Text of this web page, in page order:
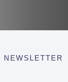
NEWSLETTER